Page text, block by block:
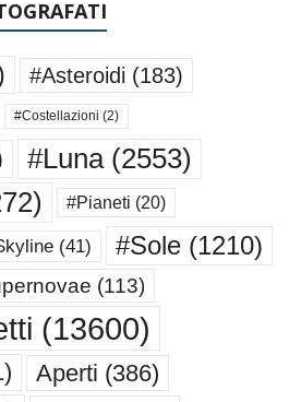
#Asteroidi (183)
#Costellazioni (2)
#Luna(2553)
#Pianeti (20)
(41) #Sole (1210)
(113)
(13600)
Aperti (386)